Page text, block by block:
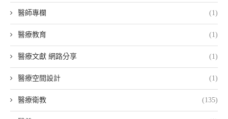
醫師專欄 (1)
醫療教育 (1)
醫療文獻 網路分享 (1)
醫療空間設計 (1)
醫療衛教 (135)